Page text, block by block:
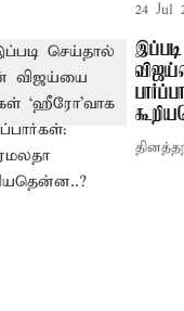
24 Jul